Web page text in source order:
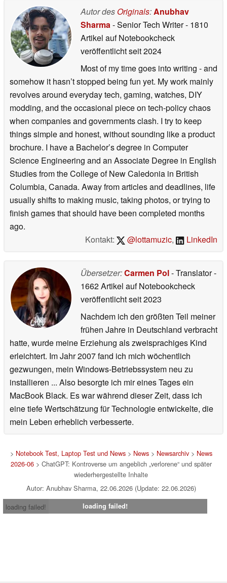
Autor des Originals:Anubhav
Sharma- Senior Tech Writer- 1810
Artikel auf Notebookcheck
veröffentlichtseit 2024
Most of my time goes into writing - and
somehow it hasn’t stopped being fun yet. My work mainly
revolves around everyday tech, gaming, watches, DIY
modding, and the occasional piece on tech-policy chaos
when companies and governments clash. I try to keep
things simple and honest, without sounding like a product
brochure. I have a Bachelor’s degree in Computer
Science Engineering and an Associate Degree in English
Studies from the College of New Caledonia in British
Columbia, Canada. Away from articles and deadlines, life
usually shifts to making music, taking photos, or trying to
finish games that should have been completed months
ago.
Kontakt:
@lottamuzic, LinkedIn
Übersetzer:Carmen Pol- Translator-
1662 Artikel auf Notebookcheck
veröffentlichtseit 2023
Nachdem ich den größten Teil meiner
frühen Jahre in Deutschland verbracht
hatte, wurde meine Erziehung als zweisprachiges Kind
erleichtert. Im Jahr 2007 fand ich mich wöchentlich
gezwungen, mein Windows-Betriebssystem neu zu
installieren ... Also besorgte ich mir eines Tages ein
MacBook Black. Es war während dieser Zeit, dass ich
eine tiefe Wertschätzung für Technologie entwickelte, die
mein Leben erheblich verbesserte.
> Notebook Test, Laptop Test und News> News> Newsarchiv> News
2026-06> ChatGPT: Kontroverse um angeblich „verlorene“ und später
wiederhergestellte Inhalte
Autor: Anubhav Sharma, 22.06.2026 (Update: 22.06.2026)
loading failed!
loading failed!